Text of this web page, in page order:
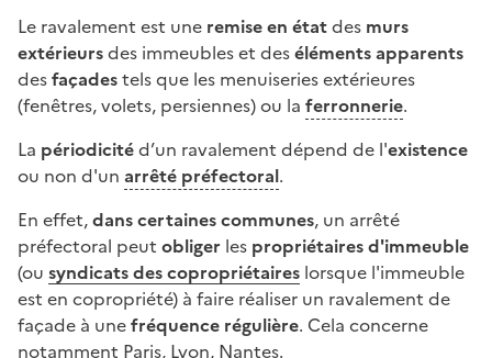
Le ravalement est une remise en étatdes murs
extérieursdes immeubles et deséléments apparents
desfaçadestels que les menuiseries extérieures
(fenêtres, volets, persiennes) ou la ferronnerie.
La périodicitéd’un ravalement dépend de l'existence
ou non d'un arrêté préfectoral.
En effet,dans certaines communes, un arrêté
préfectoral peut obliger les propriétaires d'immeuble
(ou syndicats des copropriétaires lorsque l'immeuble
est en copropriété) à faire réaliser un ravalement de
façade à unefréquence régulière. Cela concerne
notamment Paris, Lyon, Nantes.